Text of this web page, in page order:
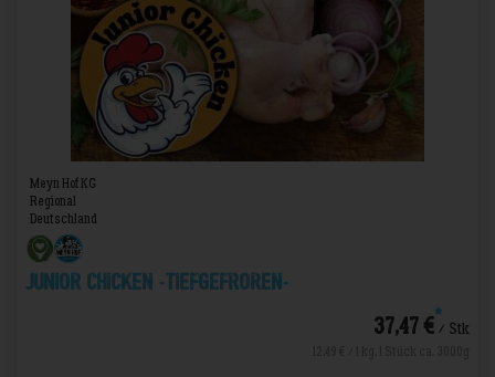
Meyn Hof KG
Regional
Deutschland
Junior Chicken -TIEFGEFROREN-
37,47 €*/ Stk